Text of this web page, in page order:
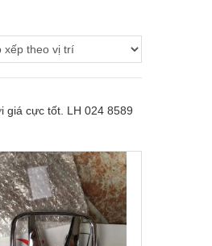
giá cực tốt. LH 024 8589